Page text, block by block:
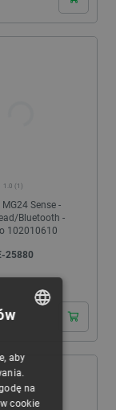
Sense -
Bluetooth -
102010610
1.0 (1)
25880
CZECH
ENGLISH
aby
na
cookie